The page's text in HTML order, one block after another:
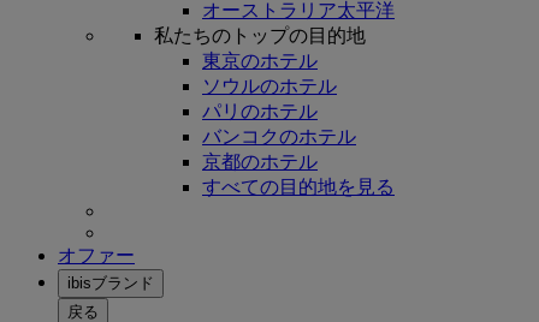
オーストラリア太平洋
私たちのトップの目的地
東京のホテル
ソウルのホテル
パリのホテル
バンコクのホテル
京都のホテル
すべての目的地を見る
オファー
ibisブランド
戻る